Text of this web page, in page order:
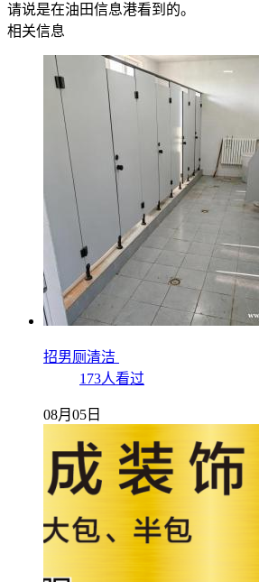
请说是在油田信息港看到的。
相关信息
招男厕清洁
173人看过
08月05日